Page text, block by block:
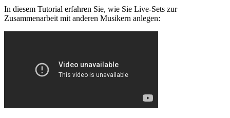
In diesem Tutorial erfahren Sie, wie Sie Live-Sets zur
Zusammenarbeit mit anderen Musikern anlegen: